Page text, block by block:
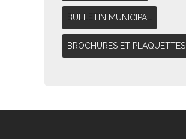
BULLETIN MUNICIPAL
BROCHURES ET PLAQUETTES